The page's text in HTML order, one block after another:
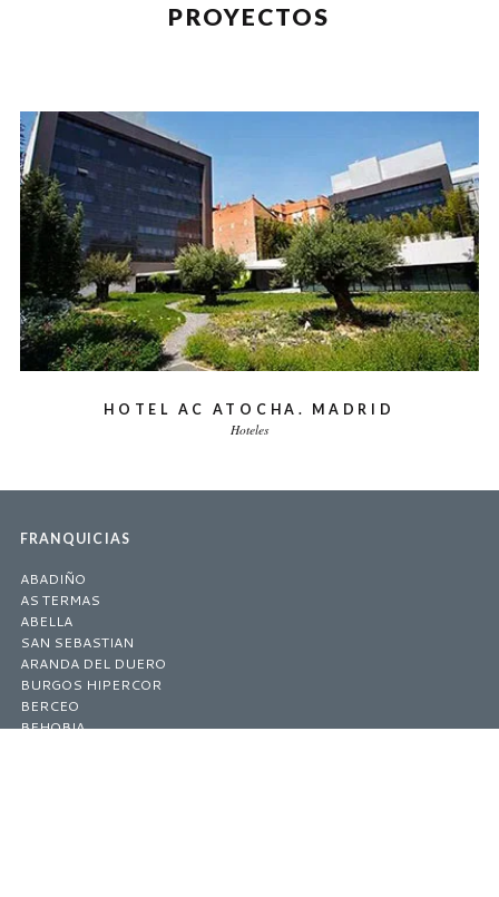
PROYECTOS
HOTEL AC ATOCHA. MADRID
Hoteles
FRANQUICIAS
ABADIÑO
AS TERMAS
ABELLA
SAN SEBASTIAN
ARANDA DEL DUERO
BURGOS HIPERCOR
BERCEO
BEHOBIA